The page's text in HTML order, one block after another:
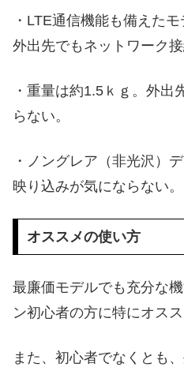
・LTE通信機能も備えた
外出先でもネットワーク接
・重量は約1.5ｋｇ。外出
らない。
・ノングレア（非光沢）
映り込みが気にならない。
オススメの使い方
最廉価モデルでも充分な
ン初心者の方に特にオスス
また、初心者でなくとも